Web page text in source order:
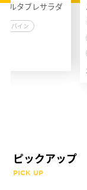
ルタブレサラダ
#パイン
ピックアップ
PICK UP